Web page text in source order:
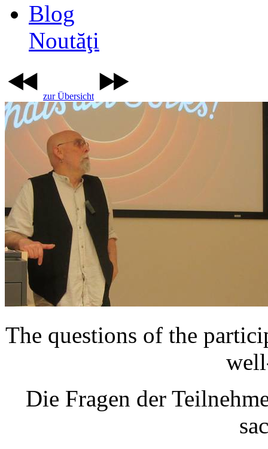
Blog
Noutăţi
zur Übersicht
The questions of the
Die Fragen der